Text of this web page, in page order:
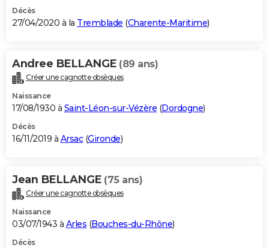
Décès
27/04/2020 à la Tremblade (Charente-Maritime)
Andree BELLANGE (89 ans)
Créer une cagnotte obsèques
Naissance
17/08/1930 à Saint-Léon-sur-Vézère (Dordogne)
Décès
16/11/2019 à Arsac(Gironde)
Jean BELLANGE (75 ans)
Créer une cagnotte obsèques
Naissance
03/07/1943 à Arles (Bouches-du-Rhône)
Décès